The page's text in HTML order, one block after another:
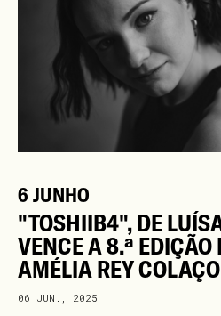
6 JUNHO
"TOSHIIB4", DE
VENCE A 8.ª EDIÇÃO
AMÉLIA REY COLAÇO
06 JUN., 2025